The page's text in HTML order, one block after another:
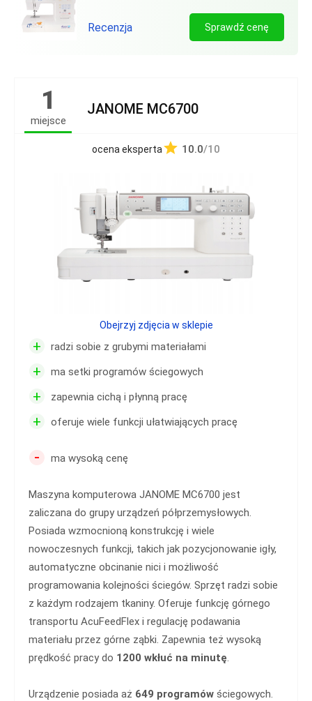
Recenzja Sprawdź cenę
1
miejsce
JANOME MC6700
ocena eksperta 10.0/10
+ radzi sobie z grubymi materiałami
+ ma setki programów ściegowych
+ zapewnia cichą i płynną pracę
+ oferuje wiele funkcji ułatwiających pracę
- ma wysoką cenę
Maszyna komputerowa JANOME MC6700 jest
zaliczana do grupy urządzeń półprzemysłowych.
Posiada wzmocnioną konstrukcję i wiele
nowoczesnych funkcji, takich jak pozycjonowanie igły,
automatyczne obcinanie nici i możliwość
programowania kolejności ściegów. Sprzęt radzi sobie
z każdym rodzajem tkaniny. Oferuje funkcję górnego
transportu AcuFeedFlex i regulację podawania
materiału przez górne ząbki. Zapewnia też wysoką
prędkość pracy do 1200 wkłuć na minutę.
Urządzenie posiada aż 649 programów ściegowych.
Obejrzyj zdjęcia w sklepie